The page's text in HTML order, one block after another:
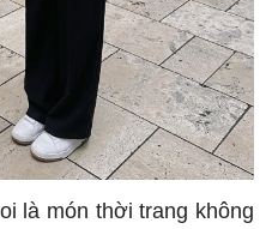
là món thời trang không